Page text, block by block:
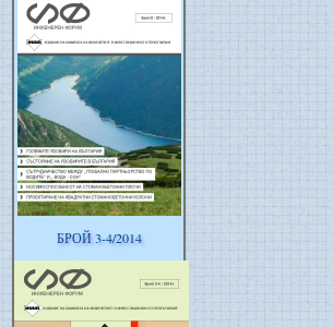
БРОЙ 3-4/2014